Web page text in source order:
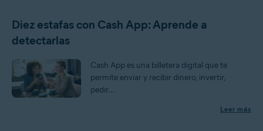
Diez estafas con Cash App: Aprende a
detectarlas
Cash App es una billetera digital que te
permite enviar y recibir dinero, invertir,
pedir...
Leer más